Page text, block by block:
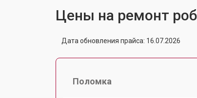
Цены на ремонт
Дата обновления прайса: 16.07.2026
Поломка